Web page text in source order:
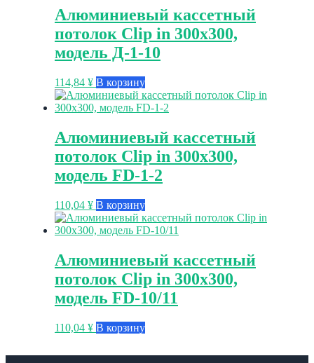
Алюминиевый кассетный
потолок Clip in 300х300,
модель Д-1-10
114,84 ¥ В корзину
Алюминиевый кассетный
потолок Clip in 300х300,
модель FD-1-2
110,04 ¥ В корзину
Алюминиевый кассетный
потолок Clip in 300х300,
модель FD-10/11
110,04 ¥ В корзину